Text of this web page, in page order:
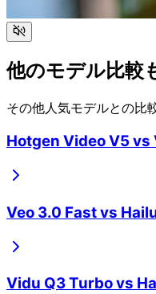
他のモデル比較
その他人気モデルとの比
Hotgen Video V5 vs
Veo 3.0 Fastvs
Vidu Q3 Turbovs